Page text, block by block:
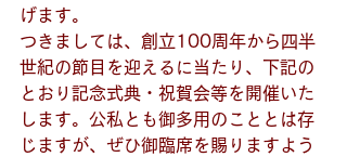
げます。
つきましては、創立100周年から四半
世紀の節目を迎えるに当たり、下記の
とおり記念式典・祝賀会等を開催いた
します。公私とも御多用のこととは存
じますが、ぜひ御臨席を賜りますよう